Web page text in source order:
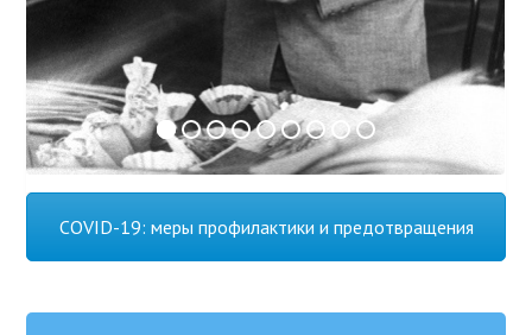
COVID-19: меры профилактики и предотвращения